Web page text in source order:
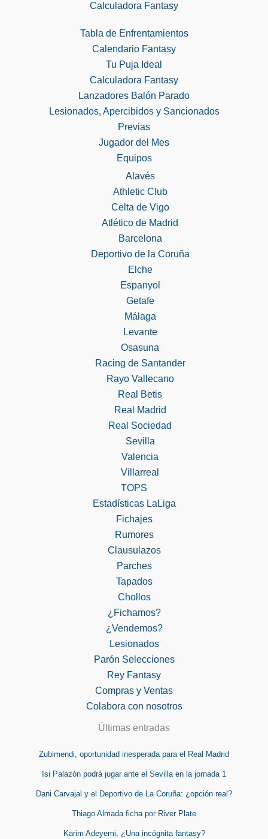
Calculadora Fantasy
Tabla de Enfrentamientos
Calendario Fantasy
Tu Puja Ideal
Calculadora Fantasy
Lanzadores Balón Parado
Lesionados, Apercibidos y Sancionados
Previas
Jugador del Mes
Equipos
Alavés
Athletic Club
Celta de Vigo
Atlético de Madrid
Barcelona
Deportivo de la Coruña
Elche
Espanyol
Getafe
Málaga
Levante
Osasuna
Racing de Santander
Rayo Vallecano
Real Betis
Real Madrid
Real Sociedad
Sevilla
Valencia
Villarreal
TOPS
Estadísticas LaLiga
Fichajes
Rumores
Clausulazos
Parches
Tapados
Chollos
¿Fichamos?
¿Vendemos?
Lesionados
Parón Selecciones
Rey Fantasy
Compras y Ventas
Colabora con nosotros
Últimas entradas
Zubimendi, oportunidad inesperada para el Real Madrid
Isi Palazón podrá jugar ante el Sevilla en la jornada 1
Dani Carvajal y el Deportivo de La Coruña: ¿opción real?
Thiago Almada ficha por River Plate
Karim Adeyemi, ¿Una incógnita fantasy?